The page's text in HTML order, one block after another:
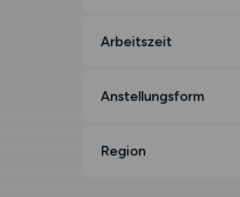
Arbeitszeit
Anstellungsform
Region